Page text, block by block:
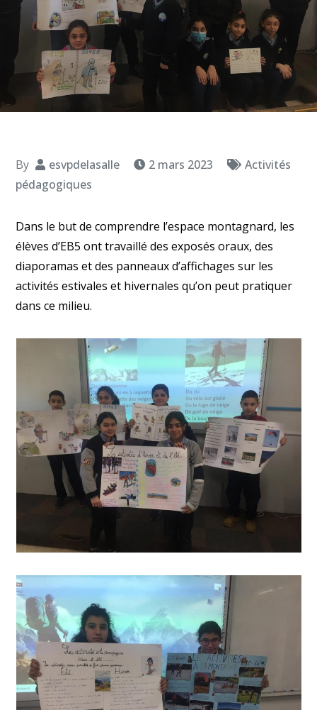
By esvpdelasalle 2 mars 2023
Activités
pédagogiques
Dans le but de comprendre l’espace montagnard, les
élèves d’EB5 ont travaillé des exposés oraux, des
diaporamas et des panneaux d’affichages sur les
activités estivales et hivernales qu’on peut pratiquer
dans ce milieu.